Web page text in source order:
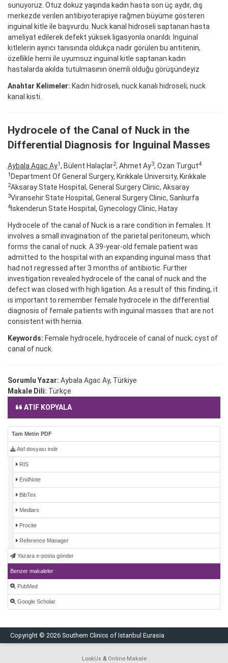
sunuyoruz. Otuz dokuz yaşında kadın hasta son üç aydır, dış
merkezde verilen antibiyoterapiye rağmen büyüme gösteren
inguinal kitle ile başvurdu. Nuck kanal hidroseli saptanan hasta
ameliyat edilerek defekt yüksek ligasyonla onarıldı. Inguinal
kitlelerin ayırıcı tanısında oldukça nadir görülen bu antitenin,
özellikle herni ile uyumsuz inguinal kitle saptanan kadın
hastalarda akılda tutulmasının önemli olduğu görüşündeyiz
Anahtar Kelimeler: Kadın hidroseli, nuck kanalı hidroseli; nuck
kanal kisti.
Hydrocele of the Canal of Nuck in the
Differential Diagnosis for Inguinal Masses
Aybala Agac Ay1, Bülent Halaçlar2, Ahmet Ay3, Ozan Turgut4
1 Department Of General Surgery, Kırıkkale University, Kırıkkale
2Aksaray State Hospital, General Surgery Clinic, Aksaray
3Viransehir State Hospital, General Surgery Clinic, Sanlıurfa
4 Iskenderun State Hospital, Gynecology Clinic, Hatay
Hydrocele of the canal of Nuck is a rare condition in females. It
involves a small invagination of the parietal peritoneum, which
forms the canal of nuck. A 39-year-old female patient was
admitted to the hospital with an expanding inguinal mass that
had not regressed after 3 months of antibiotic. Further
investigation revealed hydrocele of the canal of nuck and the
defect was closed with high ligation. As a result of this finding, it
is important to remember female hydrocele in the differential
diagnosis of female patients with inguinal masses that are not
consistent with hernia.
Keywords: Female hydrocele, hydrocele of canal of nuck; cyst of
canal of nuck.
Sorumlu Yazar: Aybala Agac Ay, Türkiye
Makale Dili: Türkçe
ATIF KOPYALA
Tam Metin PDF
Atıf dosyası indir
RIS
EndNote
BibTex
Medlars
Procite
Reference Manager
Yazara e-posta gönder
Benzer makaleler
PubMed
Google Scholar
Copyright © 2026 Southern Clinics of Istanbul Eurasia
LookUs & Online Makale